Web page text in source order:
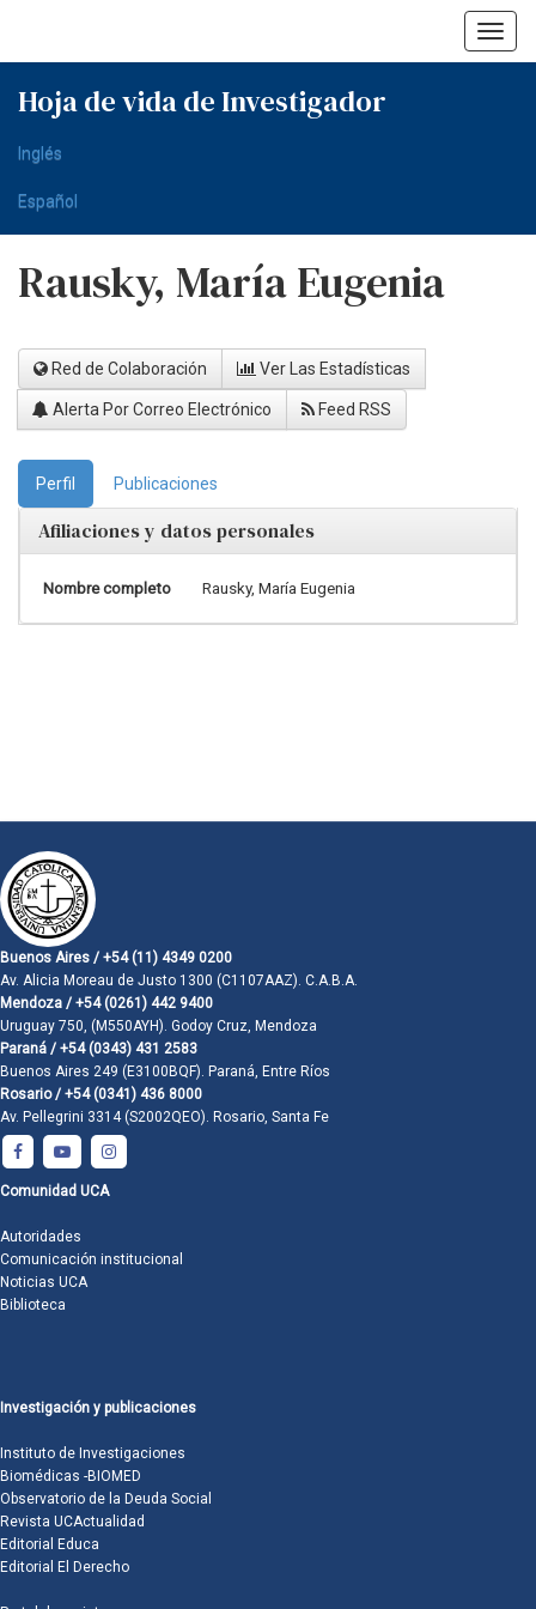
Hoja de vida de Investigador
Inglés
Español
Rausky, María Eugenia
Red de Colaboración Ver Las Estadísticas
Alerta Por Correo Electrónico Feed RSS
Perfil Publicaciones
Afiliaciones y datos personales
Nombre completo Rausky, María Eugenia
Buenos Aires / +54 (11) 4349 0200
Av. Alicia Moreau de Justo 1300 (C1107AAZ). C.A.B.A.
Mendoza / +54 (0261) 442 9400
Uruguay 750, (M550AYH). Godoy Cruz, Mendoza
Paraná / +54 (0343) 431 2583
Buenos Aires 249 (E3100BQF). Paraná, Entre Ríos
Rosario / +54 (0341) 436 8000
Av. Pellegrini 3314 (S2002QEO). Rosario, Santa Fe
Comunidad UCA
Autoridades
Comunicación institucional
Noticias UCA
Biblioteca
Investigación y publicaciones
Instituto de Investigaciones
Biomédicas -BIOMED
Observatorio de la Deuda Social
Revista UCActualidad
Editorial Educa
Editorial El Derecho